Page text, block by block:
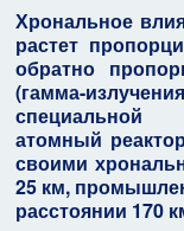
Хрональное
растет
обратно
(гамма-
специальной
атомный
своими
25 км,
расстоянии 170